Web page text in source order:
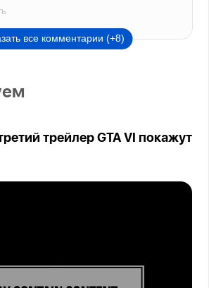
все комментарии (+8)
трейлер GTA VI покажут